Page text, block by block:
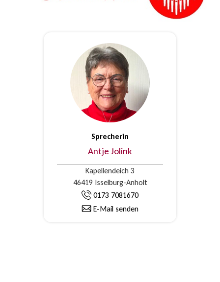
Sprecherin
Antje Jolink
Kapellendeich 3
46419 Isselburg-Anholt
0173 7081670
E-Mail senden